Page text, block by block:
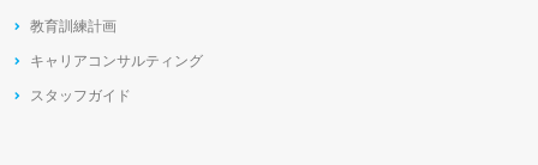
教育訓練計画
キャリアコンサルティング
スタッフガイド